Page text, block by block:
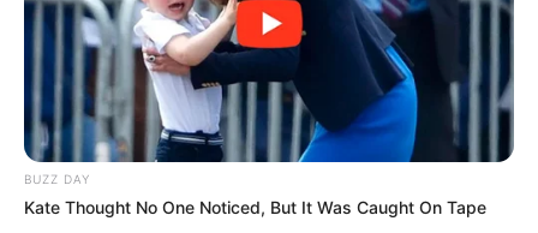
Serem! 9 Chat Ojek Online &
Pelanggan Ini Bikin Auto
Merinding
BUZZ DAY
Kate Thought No One Noticed, But It Was Caught On Tape